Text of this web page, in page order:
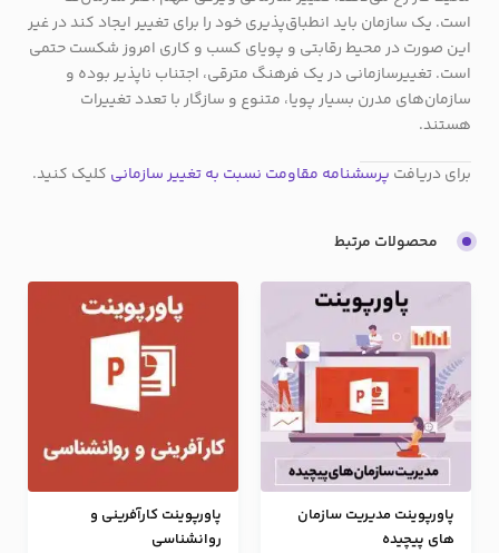
است. یک سازمان باید انطباق‌پذیری خود را برای تغییر ایجاد کند در غیر
این صورت در محیط رقابتی و پویای کسب و کاری امروز شکست حتمی
است. تغییرسازمانی در یک فرهنگ مترقی، اجتناب ناپذیر بوده و
سازمان‌های مدرن بسیار پویا، متنوع و سازگار با تعدد تغییرات
هستند.
برای دریافت پرسشنامه مقاومت نسبت به تغییر سازمانی کلیک کنید.
محصولات مرتبط
پاورپوینت مدیریت سازمان
های پیچیده
پاورپوینت کارآفرینی و
روانشناسی